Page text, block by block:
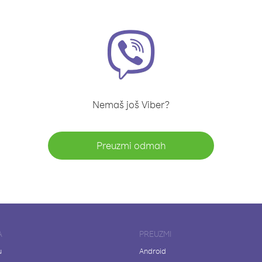
Nemaš još Viber?
Preuzmi odmah
PREUZMI
Android